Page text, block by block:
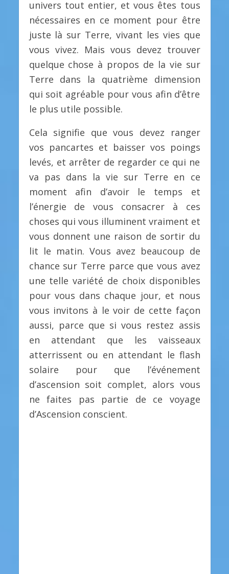
univers tout entier, et vous êtes tous
nécessaires en ce moment pour être
juste là sur Terre, vivant les vies que
vous vivez. Mais vous devez trouver
quelque chose à propos de la vie sur
Terre dans la quatrième dimension
qui soit agréable pour vous afin d’être
le plus utile possible.
Cela signifie que vous devez ranger
vos pancartes et baisser vos poings
levés, et arrêter de regarder ce qui ne
va pas dans la vie sur Terre en ce
moment afin d’avoir le temps et
l’énergie de vous consacrer à ces
choses qui vous illuminent vraiment et
vous donnent une raison de sortir du
lit le matin. Vous avez beaucoup de
chance sur Terre parce que vous avez
une telle variété de choix disponibles
pour vous dans chaque jour, et nous
vous invitons à le voir de cette façon
aussi, parce que si vous restez assis
en attendant que les vaisseaux
atterrissent ou en attendant le flash
solaire pour que l’événement
d’ascension soit complet, alors vous
ne faites pas partie de ce voyage
d’Ascension conscient.